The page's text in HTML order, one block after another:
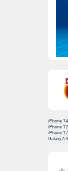
iPhone
iPhone
iPhone
Galaxy A